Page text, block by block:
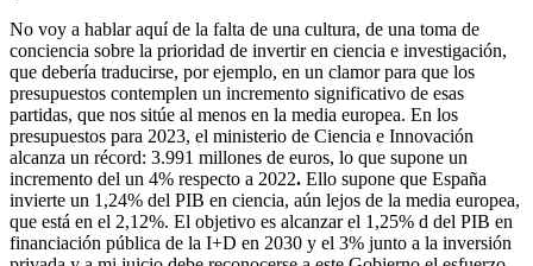
No voy a hablar aquí de la falta de una cultura, de una toma de
conciencia sobre la prioridad de invertir en ciencia e investigación,
que debería traducirse, por ejemplo, en un clamor para que los
presupuestos contemplen un incremento significativo de esas
partidas, que nos sitúe al menos en la media europea. En los
presupuestos para 2023, el ministerio de Ciencia e Innovación
alcanza un récord: 3.991 millones de euros, lo que supone un
incremento del un 4% respecto a 2022. Ello supone que España
invierte un 1,24% del PIB en ciencia, aún lejos de la media europea,
que está en el 2,12%. El objetivo es alcanzar el 1,25% d del PIB en
financiación pública de la I+D en 2030 y el 3% junto a la inversión